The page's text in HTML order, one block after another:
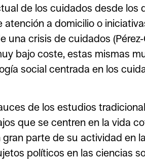
de los cuidados desde los
a domicilio o
crisis de cuidados
bajo coste, estas mismas
social centrada en los
de los estudios
que se centren en la vida
parte de su actividad en
políticos en las ciencias